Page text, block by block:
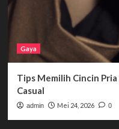
Gaya
Tips Memilih Cincin
Casual
admin Mei 24, 2026 0